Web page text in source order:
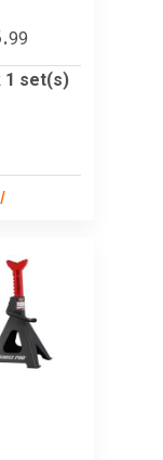
99
1 set(s)